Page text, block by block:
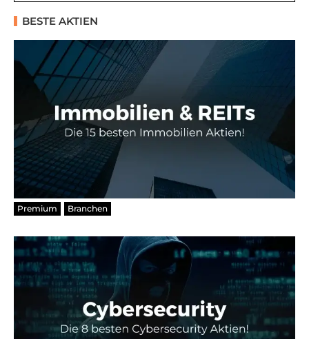
BESTE AKTIEN
Premium Branchen